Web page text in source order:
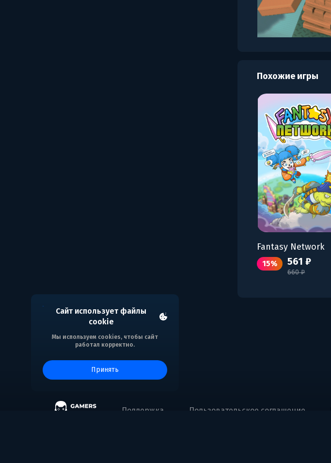
Сайт использует файлы
cookie
Мы используем cookies, чтобы сайт
работал корректно.
принять
Похожие игры
Fantasy Network
15% 561 ₽
660 ₽
Поддержка Пользовательское соглашение